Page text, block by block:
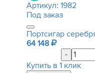
Артикул: 1982
Под заказ
Портсигар
64 148
-
Купить в 1 клик